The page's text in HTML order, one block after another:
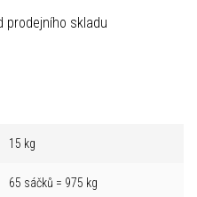
prodejního skladu
15 kg
65 sáčků = 975 kg